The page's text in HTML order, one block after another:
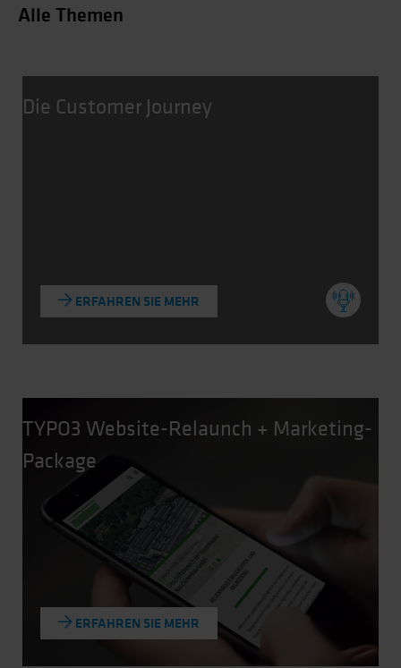
Alle Themen
Die Customer Journey
ERFAHREN SIE MEHR
TYPO3 Website-Relaunch + Marketing-
Package
ERFAHREN SIE MEHR